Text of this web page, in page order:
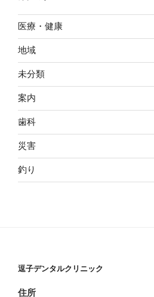
医療・健康
地域
未分類
案内
歯科
災害
釣り
逗子デンタルクリニック
住所